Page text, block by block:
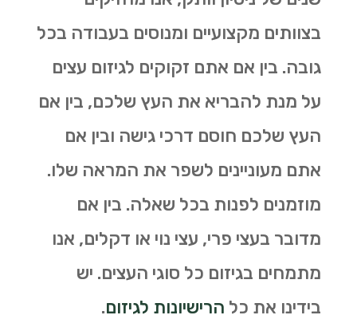
בצוותים מקצועיים ומנוסים בעבודה בכל
גובה. בין אם אתם זקוקים לגיזום עצים
על מנת להבריא את העץ שלכם, בין אם
העץ שלכם חוסם דרכי גישה ובין אם
אתם מעוניינים לשפר את המראה שלו.
מוזמנים לפנות בכל שאלה. בין אם
מדובר בעצי פרי, עצי נוי או דקלים, אנו
מתמחים בגיזום כל סוגי העצים. יש
בידינו את כל הרישיונות לגיזום.